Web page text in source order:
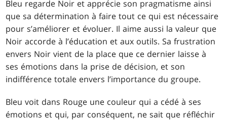
Bleu regarde Noir et apprécie son pragmatisme ainsi
que sa détermination à faire tout ce qui est nécessaire
pour s’améliorer et évoluer. Il aime aussi la valeur que
Noir accorde à l’éducation et aux outils. Sa frustration
envers Noir vient de la place que ce dernier laisse à
ses émotions dans la prise de décision, et son
indifférence totale envers l’importance du groupe.
Bleu voit dans Rouge une couleur qui a cédé à ses
émotions et qui, par conséquent, ne sait que réfléchir